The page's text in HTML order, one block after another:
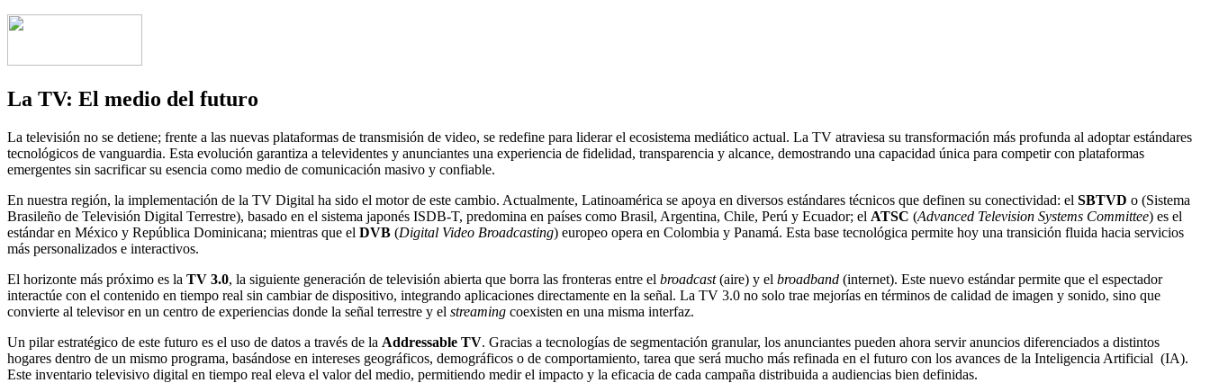
La TV: El medio del futuro
La televisión no se detiene; frente a las nuevas plataformas de transmisión de video, se redefine para liderar el ecosistema mediático actual. La TV atraviesa su transformación más profunda al adoptar estándares
tecnológicos de vanguardia. Esta evolución garantiza a televidentes y anunciantes una experiencia de fidelidad, transparencia y alcance, demostrando una capacidad única para competir con plataformas
emergentes sin sacrificar su esencia como medio de comunicación masivo y confiable.
En nuestra región, la implementación de la TV Digital ha sido el motor de este cambio. Actualmente, Latinoamérica se apoya en diversos estándares técnicos que definen su conectividad: el SBTVD o (Sistema
Brasileño de Televisión Digital Terrestre), basado en el sistema japonés ISDB-T, predomina en países como Brasil, Argentina, Chile, Perú y Ecuador; el ATSC (Advanced Television Systems Committee) es el
estándar en México y República Dominicana; mientras que el DVB (Digital Video Broadcasting) europeo opera en Colombia y Panamá. Esta base tecnológica permite hoy una transición fluida hacia servicios
más personalizados e interactivos.
El horizonte más próximo es la TV 3.0, la siguiente generación de televisión abierta que borra las fronteras entre el broadcast(aire) y el broadband (internet). Este nuevo estándar permite que el espectador
interactúe con el contenido en tiempo real sin cambiar de dispositivo, integrando aplicaciones directamente en la señal. La TV 3.0 no solo trae mejorías en términos de calidad de imagen y sonido, sino que
convierte al televisor en un centro de experiencias donde la señal terrestre y el streaming coexisten en una misma interfaz.
Un pilar estratégico de este futuro es el uso de datos a través de la Addressable TV. Gracias a tecnologías de segmentación granular, los anunciantes pueden ahora servir anuncios diferenciados a distintos
hogares dentro de un mismo programa, basándose en intereses geográficos, demográficos o de comportamiento, tarea que será mucho más refinada en el futuro con los avances de la Inteligencia Artificial (IA).
Este inventario televisivo digital en tiempo real eleva el valor del medio, permitiendo medir el impacto y la eficacia de cada campaña distribuida a audiencias bien definidas.